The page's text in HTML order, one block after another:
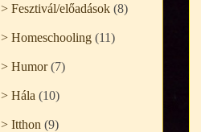
> Fesztivál/előadások (8)
> Homeschooling (11)
> Humor (7)
> Hála (10)
> Itthon (9)